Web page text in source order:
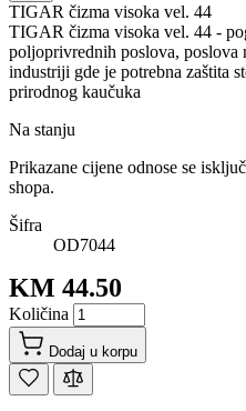
TIGAR čizma visoka vel. 44
TIGAR čizma visoka vel. 44 -
poljoprivrednih poslova,
industriji gde je potrebna zaštita
prirodnog kaučuka
Na stanju
Prikazane cijene odnose se
shopa.
Šifra
OD7044
KM 44.50
Količina
Dodaj u korpu